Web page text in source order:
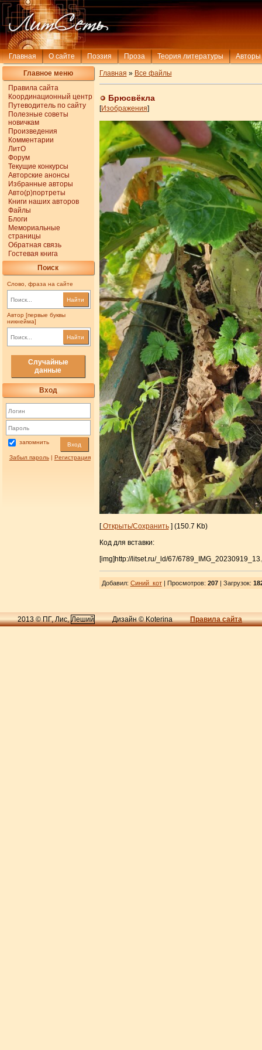
Главная О сайте Поэзия Проза Теория литературы Авторы
Главное меню
Правила сайта
Координационный центр
Путеводитель по сайту
Полезные советы
новичкам
Произведения
Комментарии
ЛитО
Форум
Текущие конкурсы
Авторские анонсы
Избранные авторы
Авто(р)портреты
Книги наших авторов
Файлы
Блоги
Мемориальные
страницы
Обратная связь
Гостевая книга
Поиск
Слово, фраза на сайте
Найти
Автор [первые буквы
никнейма]
Найти
Случайные
данные
Вход
запомнить Вход
Забыл пароль| Регистрация
Главная » Все файлы
Брюсвёкла
[Изображения]
[Открыть/Сохранить] (150.7 Kb)
Код для вставки:
[img]http://litset.ru/_ld/67/
Добавил: Синий_кот| Просмотров: 207| Загрузок:
2013 © ПГ, Лис,Леший Дизайн © Koterina Правила сайта